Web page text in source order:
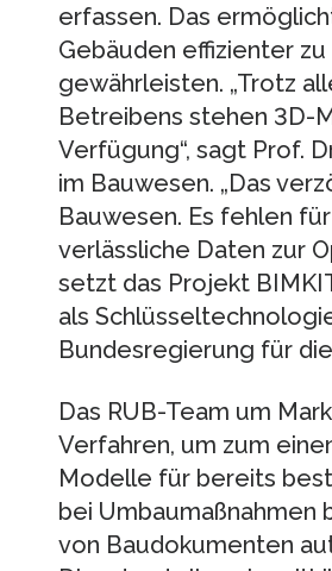
erfassen. Das
Gebäuden effizienter
gewährleisten. „Trotz
Betreibens stehen 3D-
Verfügung“, sagt Prof.
im Bauwesen. „Das
Bauwesen. Es fehlen
verlässliche Daten zur
setzt das Projekt
als
Bundesregierung für
Das RUB-Team um
Verfahren, um zum
Modelle für bereits
bei
von Baudokumenten